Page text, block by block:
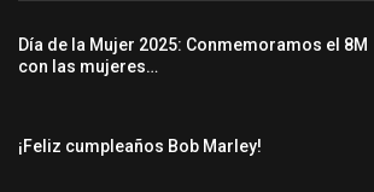
Día de la Mujer 2025: Conmemoramos el 8M
con las mujeres…
¡Feliz cumpleaños Bob Marley!